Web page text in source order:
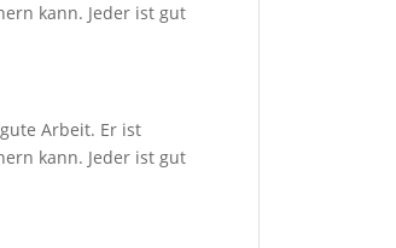
kann. Jeder ist gut